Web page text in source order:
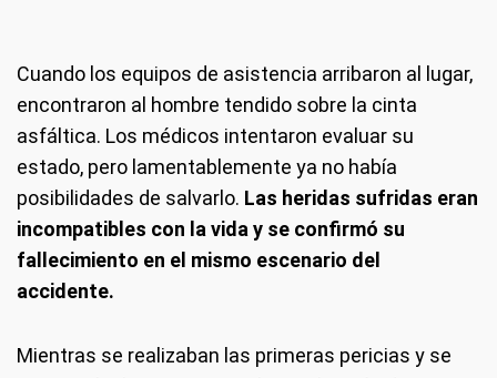
Cuando los equipos de asistencia arribaron al lugar,
encontraron al hombre tendido sobre la cinta
asfáltica. Los médicos intentaron evaluar su
estado, pero lamentablemente ya no había
posibilidades de salvarlo. Las heridas sufridas eran
incompatibles con la vida y se confirmó su
fallecimiento en el mismo escenario del
accidente.
Mientras se realizaban las primeras pericias y se